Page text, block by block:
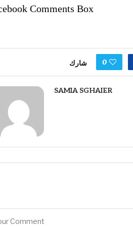
Comments Box
شارك 0
SAMIA SGHAIER